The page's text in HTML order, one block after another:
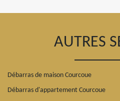
AUTRES
Débarras de maison Courcoue
Débarras d'appartement Courcoue